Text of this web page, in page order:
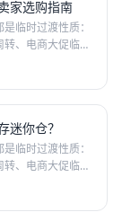
家选购指南
临时过渡性质：
、电商大促临时
、企业短期物料
迷你仓？
临时过渡性质：
、电商大促临时
、企业短期物料